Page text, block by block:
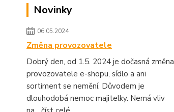
Novinky
06.05.2024
Změna provozovatele
Dobrý den, od 1.5. 2024 je dočasná změna
provozovatele e-shopu, sídlo a ani
sortiment se nemění. Důvodem je
dlouhodobá nemoc majitelky. Nemá vliv